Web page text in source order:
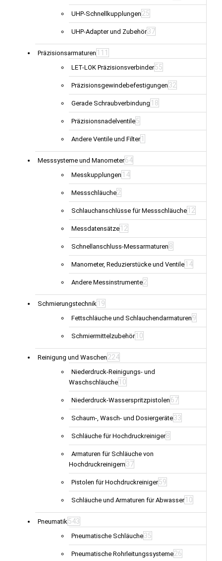
UHP-Schnellkupplungen 25
UHP-Adapter und Zubehör37
Präzisionsarmaturen 111
LET-LOK Präzisionsverbinder55
Präzisionsgewindebefestigungen 32
Gerade Schraubverbindung 18
Präzisionsnadelventile5
Andere Ventile und Filter 1
Messsysteme und Manometer64
Messkupplungen 14
Messschläuche2
Schlauchanschlüsse für Messschläuche 12
Messdatensätze 12
Schnellanschluss-Messarmaturen 8
Manometer, Reduzierstücke und Ventile 14
Andere Messinstrumente2
Schmierungstechnik 19
Fettschläuche und Schlauchendarmaturen 9
Schmiermittelzubehör 10
Reinigung und Waschen 224
Niederdruck-Reinigungs- und
Waschschläuche 10
Niederdruck-Wasserspritzpistolen 67
Schaum-, Wasch- und Dosiergeräte33
Schläuche für Hochdruckreiniger8
Armaturen für Schläuche von
Hochdruckreinigern 37
Pistolen für Hochdruckreiniger59
Schläuche und Armaturen für Abwasser 10
Pneumatik 543
Pneumatische Schläuche35
Pneumatische Rohrleitungssysteme26